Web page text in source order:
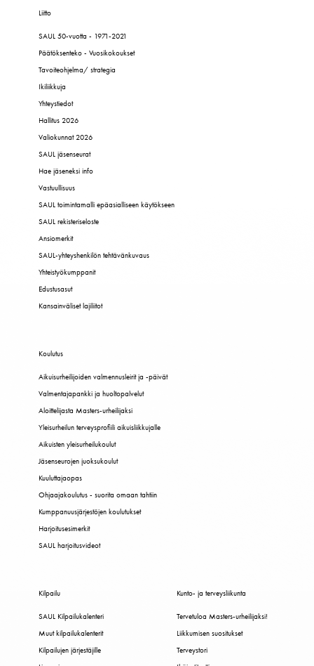
Liitto
SAUL 50-vuotta - 1971-2021
Päätöksenteko - Vuosikokoukset
Tavoiteohjelma/ strategia
Ikiliikkuja
Yhteystiedot
Hallitus 2026
Valiokunnat 2026
SAUL jäsenseurat
Hae jäseneksi info
Vastuullisuus
SAUL toimintamalli epäasialliseen käytökseen
SAUL rekisteriseloste
Ansiomerkit
SAUL-yhteyshenkilön tehtävänkuvaus
Yhteistyökumppanit
Edustusasut
Kansainväliset lajiliitot
Koulutus
Aikuisurheilijoiden valmennusleirit ja -päivät
Valmentajapankki ja huoltopalvelut
Aloittelijasta Masters-urheilijaksi
Yleisurheilun terveysprofiili aikuisliikkujalle
Aikuisten yleisurheilukoulut
Jäsenseurojen juoksukoulut
Kuuluttajaopas
Ohjaajakoulutus - suorita omaan tahtiin
Kumppanuusjärjestöjen koulutukset
Harjoitusesimerkit
SAUL harjoitusvideot
Kilpailu
SAUL Kilpailukalenteri
Muut kilpailukalenterit
Kilpailujen järjestäjille
Kunto- ja terveysliikunta
Tervetuloa Masters-urheilijaksi!
Liikkumisen suositukset
Terveystori